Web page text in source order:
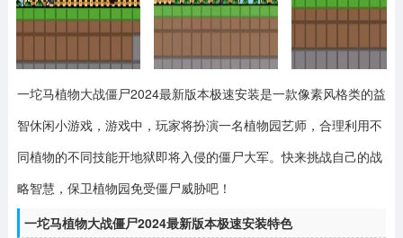
一坨马植物大战僵尸2024最新版本极速安装是一款像素风格类的益
智休闲小游戏，游戏中，玩家将扮演一名植物园艺师，合理利用不
同植物的不同技能开地狱即将入侵的僵尸大军。快来挑战自己的战
略智慧，保卫植物园免受僵尸威胁吧！
一坨马植物大战僵尸2024最新版本极速安装特色